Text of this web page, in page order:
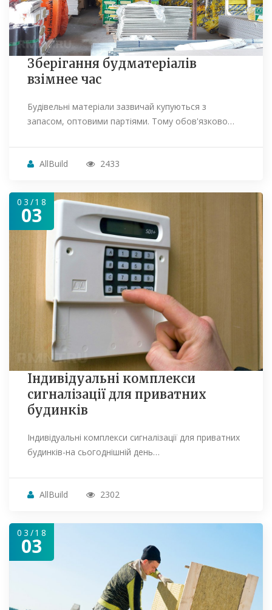
Зберігання будматеріалів
взімнее час
Будівельні матеріали зазвичай купуються з
запасом, оптовими партіями. Тому обов'язково…
AllBuild 2433
03/18
03
Індивідуальні комплекси
сигналізації для приватних
будинків
Індивідуальні комплекси сигналізації для приватних
будинків-на сьогоднішній день…
AllBuild 2302
03/18
03